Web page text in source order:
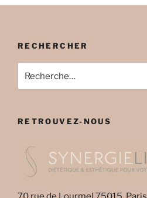
RECHERCHER
pour
RETROUVEZ-NOUS